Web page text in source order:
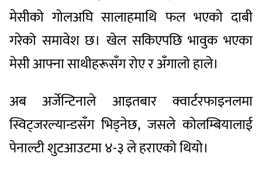
मेसीको गोलअघि सालाहमाथि फल भएको दाबी
गरेको समावेश छ। खेल सकिएपछि भावुक भएका
मेसी आफ्ना साथीहरूसँग रोए र अँगालो हाले।
अब अर्जेन्टिनाले आइतबार क्वार्टरफाइनलमा
स्विट्जरल्यान्डसँग भिड्नेछ, जसले कोलम्बियालाई
पेनाल्टी शुटआउटमा ४-३ ले हराएको थियो।